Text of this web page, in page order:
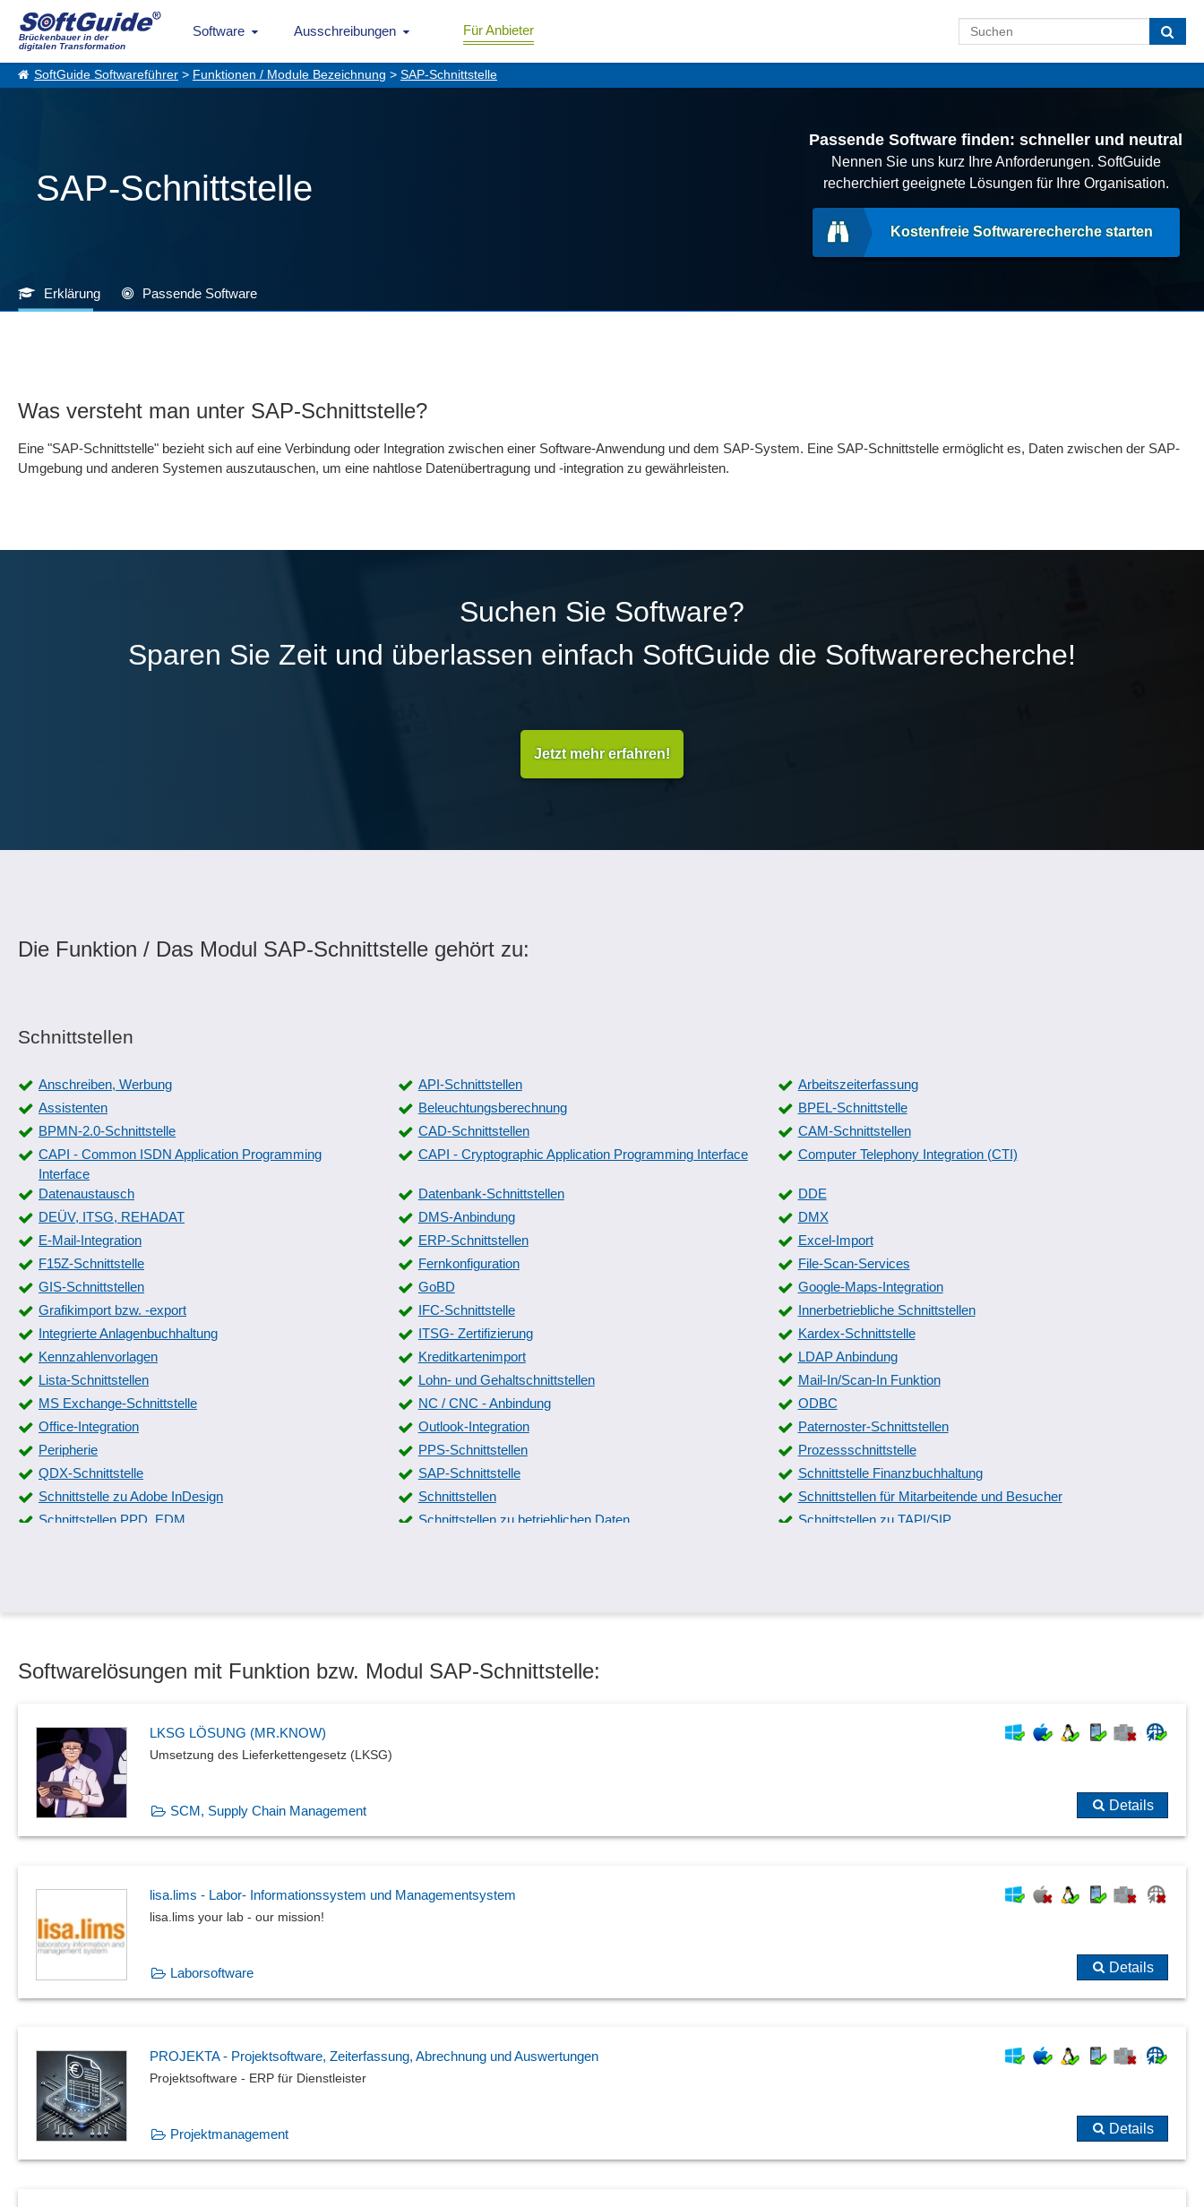
Brückenbauer in der
digitalen Transformation
Software Ausschreibungen Für Anbieter
SoftGuide Softwareführer > Funktionen / Module Bezeichnung > SAP-Schnittstelle
SAP-Schnittstelle
Passende Software finden: schneller und neutral
Nennen Sie uns kurz Ihre Anforderungen. SoftGuide
recherchiert geeignete Lösungen für Ihre Organisation.
Kostenfreie Softwarerecherche starten
Erklärung Passende Software
Was versteht man unter SAP-Schnittstelle?
Eine "SAP-Schnittstelle" bezieht sich auf eine Verbindung oder Integration zwischen einer Software-Anwendung und dem SAP-System. Eine SAP-Schnittstelle ermöglicht es, Daten zwischen der SAP-
Umgebung und anderen Systemen auszutauschen, um eine nahtlose Datenübertragung und -integration zu gewährleisten.
Suchen Sie Software?
Sparen Sie Zeit und überlassen einfach SoftGuide die Softwarerecherche!
Jetzt mehr erfahren!
Die Funktion / Das Modul SAP-Schnittstelle gehört zu:
Schnittstellen
Anschreiben, Werbung API-Schnittstellen
Arbeitszeiterfassung
Assistenten
Beleuchtungsberechnung
BPEL-Schnittstelle
BPMN-2.0-Schnittstelle
CAD-Schnittstellen
CAM-Schnittstellen
CAPI - Common ISDN Application Programming
Interface
CAPI - Cryptographic Application Programming Interface Computer Telephony Integration (CTI)
Datenaustausch Datenbank-Schnittstellen
DDE
DEÜV, ITSG, REHADAT
DMS-Anbindung
DMX
E-Mail-Integration
ERP-Schnittstellen
Excel-Import
F15Z-Schnittstelle
Fernkonfiguration
File-Scan-Services
GIS-Schnittstellen
GoBD
Google-Maps-Integration
Grafikimport bzw. -export
IFC-Schnittstelle
Innerbetriebliche Schnittstellen
Integrierte Anlagenbuchhaltung
ITSG- Zertifizierung
Kardex-Schnittstelle
Kennzahlenvorlagen
Kreditkartenimport
LDAP Anbindung
Lista-Schnittstellen
Lohn- und Gehaltschnittstellen
Mail-In/Scan-In Funktion
MS Exchange-Schnittstelle
NC / CNC - Anbindung
ODBC
Office-Integration
Outlook-Integration
Paternoster-Schnittstellen
Peripherie
PPS-Schnittstellen
Prozessschnittstelle
QDX-Schnittstelle
SAP-Schnittstelle
Schnittstelle Finanzbuchhaltung
Schnittstelle zu Adobe InDesign
Schnittstellen
Schnittstellen für Mitarbeitende und Besucher
Schnittstellen PPD, EDM
Schnittstellen zu betrieblichen Daten
Schnittstellen zu TAPI/SIP
Softwarelösungen mit Funktion bzw. Modul SAP-Schnittstelle:
LKSG LÖSUNG (MR.KNOW)
Umsetzung des Lieferkettengesetz (LKSG)
SCM, Supply Chain Management Details
lisa.lims - Labor- Informationssystem und Managementsystem
lisa.lims your lab - our mission!
Laborsoftware Details
PROJEKTA - Projektsoftware, Zeiterfassung, Abrechnung und Auswertungen
Projektsoftware - ERP für Dienstleister
Projektmanagement Details